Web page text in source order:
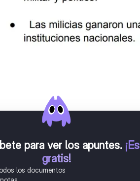
para ver los apuntes. ¡Es
gratis!
los documentos